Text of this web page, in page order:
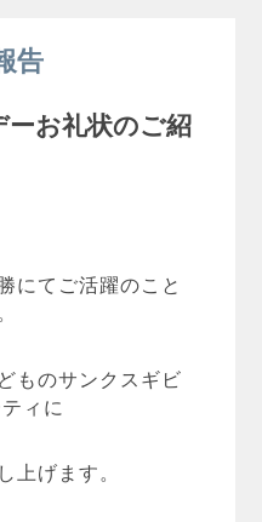
告
お礼状のご紹
てご活躍のこと
ものサンクスギビ
ィに
上げます。